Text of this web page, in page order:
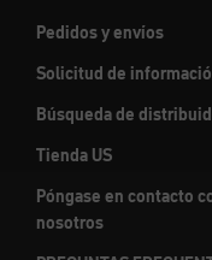
Pedidos y envíos
Solicitud de
Búsqueda de
Tienda US
Póngase en contacto
nosotros